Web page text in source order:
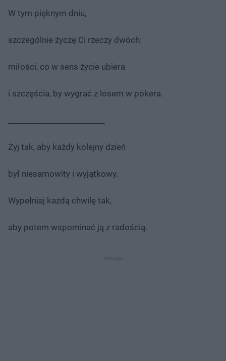
W tym pięknym dniu,
szczególnie życzę Ci rzeczy dwóch:
miłości, co w sens życie ubiera
i szczęścia, by wygrać z losem w pokera.
Żyj tak, aby każdy kolejny dzień
był niesamowity i wyjątkowy.
Wypełniaj każdą chwilę tak,
aby potem wspominać ją z radością.